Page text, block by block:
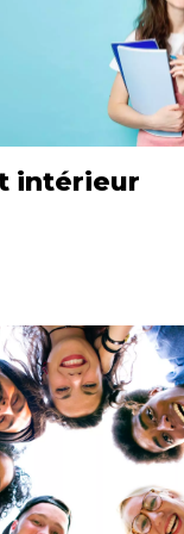
intérieur